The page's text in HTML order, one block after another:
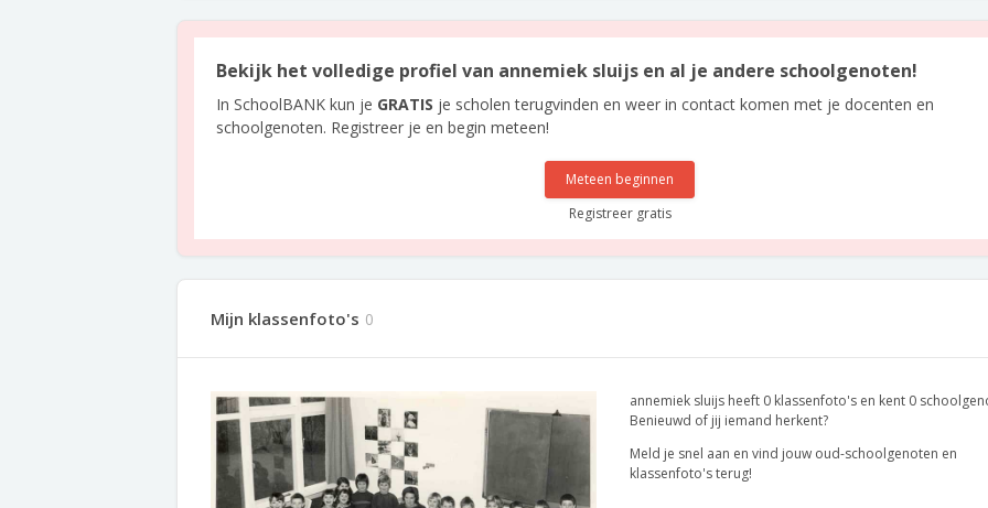
Bekijk het volledige profiel van annemiek sluijs en al je andere schoolgenoten!
In SchoolBANK kun je GRATIS je scholen terugvinden en weer in contact komen met je docenten en
schoolgenoten. Registreer je en begin meteen!
Meteen beginnen
Registreer gratis
Mijn klassenfoto's 0
annemiek sluijs heeft 0 klassenfoto's en kent 0
Benieuwd of jij iemand herkent?
Meld je snel aan en vind jouw oud-schoolgenoten en
klassenfoto's terug!